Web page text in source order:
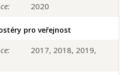
2020
pro veřejnost
2017, 2018, 2019,